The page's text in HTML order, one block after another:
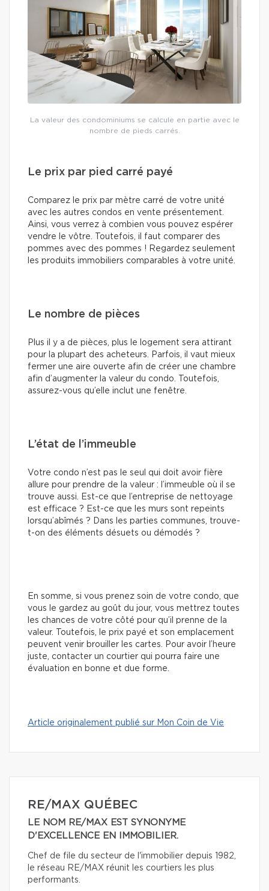
La valeur des condominiums se calcule en partie avec le
nombre de pieds carrés.
Le prix par pied carré payé
Comparez le prix par mètre carré de votre unité
avec les autres condos en vente présentement.
Ainsi, vous verrez à combien vous pouvez espérer
vendre le vôtre. Toutefois, il faut comparer des
pommes avec des pommes ! Regardez seulement
les produits immobiliers comparables à votre unité.
Le nombre de pièces
Plus il y a de pièces, plus le logement sera attirant
pour la plupart des acheteurs. Parfois, il vaut mieux
fermer une aire ouverte afin de créer une chambre
afin d’augmenter la valeur du condo. Toutefois,
assurez-vous qu’elle inclut une fenêtre.
L’état de l’immeuble
Votre condo n’est pas le seul qui doit avoir fière
allure pour prendre de la valeur : l’immeuble où il se
trouve aussi. Est-ce que l’entreprise de nettoyage
est efficace ? Est-ce que les murs sont repeints
lorsqu’abîmés ? Dans les parties communes, trouve-
t-on des éléments désuets ou démodés ?
En somme, si vous prenez soin de votre condo, que
vous le gardez au goût du jour, vous mettrez toutes
les chances de votre côté pour qu’il prenne de la
valeur. Toutefois, le prix payé et son emplacement
peuvent venir brouiller les cartes. Pour avoir l’heure
juste, contacter un courtier qui pourra faire une
évaluation en bonne et due forme.
Article originalement publié sur Mon Coin de Vie
RE/MAX QUÉBEC
LE NOM RE/MAX EST SYNONYME
D'EXCELLENCE EN IMMOBILIER.
Chef de file du secteur de l'immobilier depuis 1982,
le réseau RE/MAX réunit les courtiers les plus
performants.